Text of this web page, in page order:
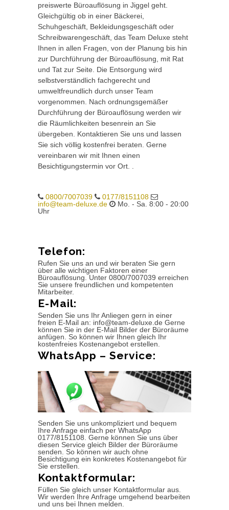
preiswerte Büroauflösung in Jiggel geht.
Gleichgültig ob in einer Bäckerei,
Schuhgeschäft, Bekleidungsgeschäft oder
Schreibwarengeschäft, das Team Deluxe steht
Ihnen in allen Fragen, von der Planung bis hin
zur Durchführung der Büroauflösung, mit Rat
und Tat zur Seite. Die Entsorgung wird
selbstverständlich fachgerecht und
umweltfreundlich durch unser Team
vorgenommen. Nach ordnungsgemäßer
Durchführung der Büroauflösung werden wir
die Räumlichkeiten besenrein an Sie
übergeben. Kontaktieren Sie uns und lassen
Sie sich völlig kostenfrei beraten. Gerne
vereinbaren wir mit Ihnen einen
Besichtigungstermin vor Ort. .
0800/7007039
0177/8151108
info@team-deluxe.de
Mo. - Sa. 8:00 - 20:00
Uhr
Telefon:
Rufen Sie uns an und wir beraten Sie gern
über alle wichtigen Faktoren einer
Büroauflösung. Unter 0800/7007039 erreichen
Sie unsere freundlichen und kompetenten
Mitarbeiter.
E-Mail:
Senden Sie uns Ihr Anliegen gern in einer
freien E-Mail an: info@team-deluxe.de Gerne
können Sie in der E-Mail Bilder der Büroräume
anfügen. So können wir Ihnen gleich Ihr
kostenfreies Kostenangebot erstellen.
WhatsApp – Service:
Senden Sie uns unkompliziert und bequem
Ihre Anfrage einfach per WhatsApp
0177/8151108. Gerne können Sie uns über
diesen Service gleich Bilder der Büroräume
senden. So können wir auch ohne
Besichtigung ein konkretes Kostenangebot für
Sie erstellen.
Kontaktformular:
Füllen Sie gleich unser Kontaktformular aus.
Wir werden Ihre Anfrage umgehend bearbeiten
und uns bei Ihnen melden.